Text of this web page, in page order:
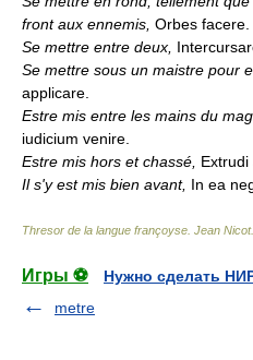
front aux ennemis, Orbes facere.
Se mettre entre deux,
Se mettre sous un maistre pour
applicare.
Estre mis entre les mains du
iudicium venire.
Estre mis hors et chassé, Extrudi
Il s'y est mis bien avant, In ea
Thresor de la langue françoyse Jean Nicot.
Игры ⚽
Нужно сделать
metre